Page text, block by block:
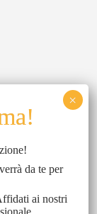
da te per
ai nostri